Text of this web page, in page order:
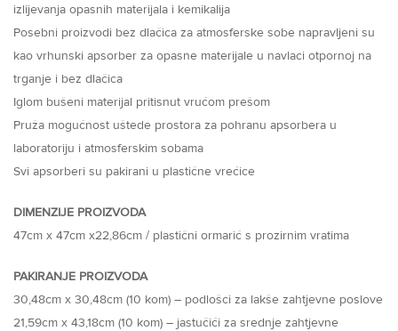
izlijevanja opasnih materijala i kemikalija
Posebni proizvodi bez dlačica za atmosferske sobe napravljeni su
kao vrhunski apsorber za opasne materijale u navlaci otpornoj na
trganje i bez dlačica
Iglom bušeni materijal pritisnut vrućom prešom
Pruža mogućnost uštede prostora za pohranu apsorbera u
laboratoriju i atmosferskim sobama
Svi apsorberi su pakirani u plastične vrećice
DIMENZIJE PROIZVODA
47cm x 47cm x22,86cm / plastični ormarić s prozirnim vratima
PAKIRANJE PROIZVODA
30,48cm x 30,48cm (10 kom) – podlošci za lakše zahtjevne poslove
21,59cm x 43,18cm (10 kom) – jastučići za srednje zahtjevne